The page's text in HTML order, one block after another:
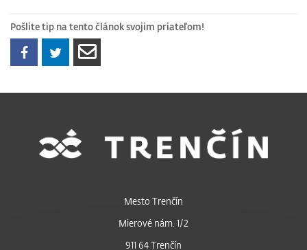
Pošlite tip na tento článok svojim priateľom!
Mesto Trenčín
Mierové nám. 1/2
911 64 Trenčín